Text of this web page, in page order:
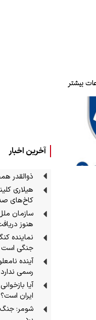
آخرین اخبار
ذوالقدر
هیلاری
کاخ‌های
سازمان
هنوز
نماینده
جنگی است
آینده
رسمی ندارد
آیا
ایران است؟